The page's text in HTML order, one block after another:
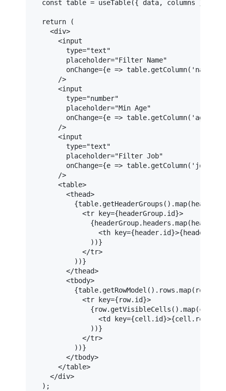
const table = useTable({ data, columns },
return (
<div>
<input
type="text"
placeholder="Filter Name"
onChange={e =>
      />
<input
type="number"
placeholder="Min Age"
onChange={e =>
      />
<input
type="text"
placeholder="Filter Job"
onChange={e =>
      />
<table>
<thead>
<tr key={headerGroup.id}>
{headerGroup.headers.map(header
<th key={header.id}>
              ))}
</tr>
          ))}
</thead>
<tbody>
{table.getRowModel().rows.map(row =>
<tr key={row.id}>
{row.getVisibleCells().map(cell
<td key={cell.id}>
              ))}
</tr>
          ))}
</tbody>
</table>
</div>
  );